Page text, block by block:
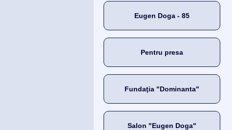
Eugen Doga - 85
Pentru presa
Fundaţia "Dominanta"
Salon "Eugen Doga"